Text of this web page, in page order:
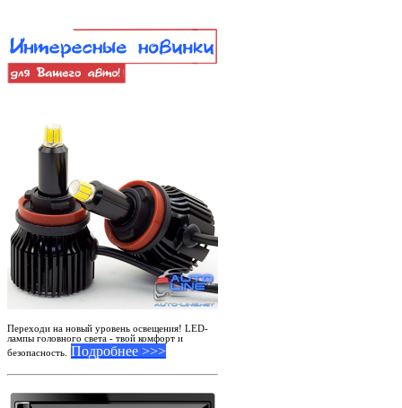
Переходи на новый уровень освещения! LED-
лампы головного света - твой комфорт и
безопасность.
Подробнее >>>